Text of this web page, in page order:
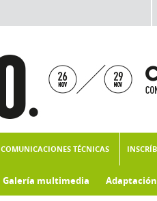
COMUNICACIONES TÉCNICAS
Galería multimedia